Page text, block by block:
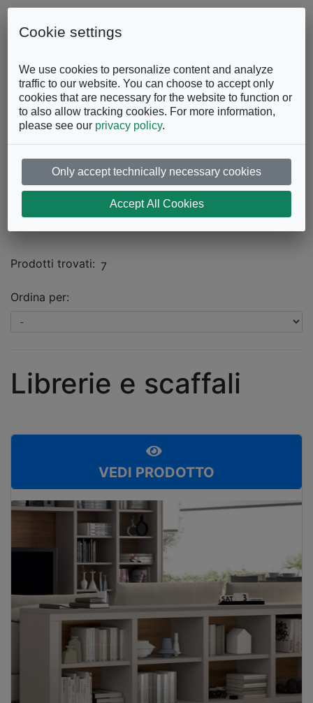
Skip to content
FacebookInstagramYouTube
Catalogo
SOGGIORNO Librerie e scaffali
Prodotti trovati: 7
Ordina per:
Librerie e scaffali
VEDI PRODOTTO
Cookie settings
We use cookies to personalize content and analyze
traffic to our website. You can choose to accept only
cookies that are necessary for the website to function or
to also allow tracking cookies. For more information,
please see our privacy policy.
Only accept technically necessary cookies
Accept All Cookies